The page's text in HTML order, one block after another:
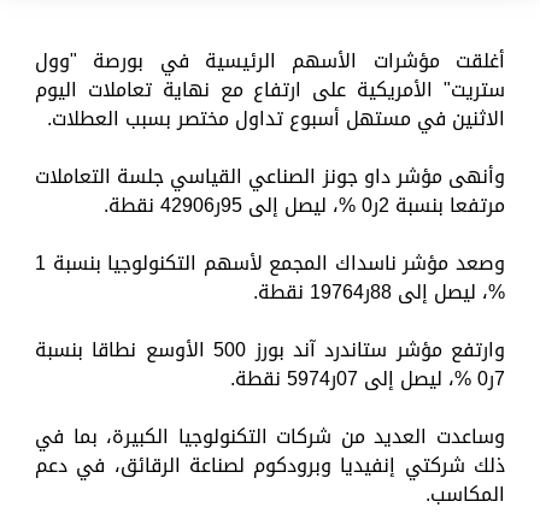
أغلقت مؤشرات الأسهم الرئيسية في بورصة "وول
ستريت" الأمريكية على ارتفاع مع نهاية تعاملات اليوم
الاثنين في مستهل أسبوع تداول مختصر بسبب العطلات.
وأنهى مؤشر داو جونز الصناعي القياسي جلسة التعاملات
مرتفعا بنسبة 2ر0 %، ليصل إلى 95ر42906 نقطة.
وصعد مؤشر ناسداك المجمع لأسهم التكنولوجيا بنسبة 1
%، ليصل إلى 88ر19764 نقطة.
وارتفع مؤشر ستاندرد آند بورز 500 الأوسع نطاقا بنسبة
7ر0 %، ليصل إلى 07ر5974 نقطة.
وساعدت العديد من شركات التكنولوجيا الكبيرة، بما في
ذلك شركتي إنفيديا وبرودكوم لصناعة الرقائق، في دعم
المكاسب.